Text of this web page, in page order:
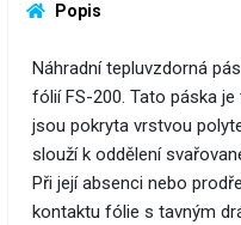
Popis
Náhradní tepluvzdorná
fólií FS-200. Tato páska
jsou pokryta vrstvou
slouží k oddělení
Při její absenci nebo
kontaktu fólie s tavným